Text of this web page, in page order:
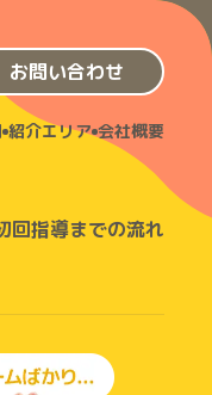
お問い合わせ
紹介エリア 会社概要
回指導までの流れ